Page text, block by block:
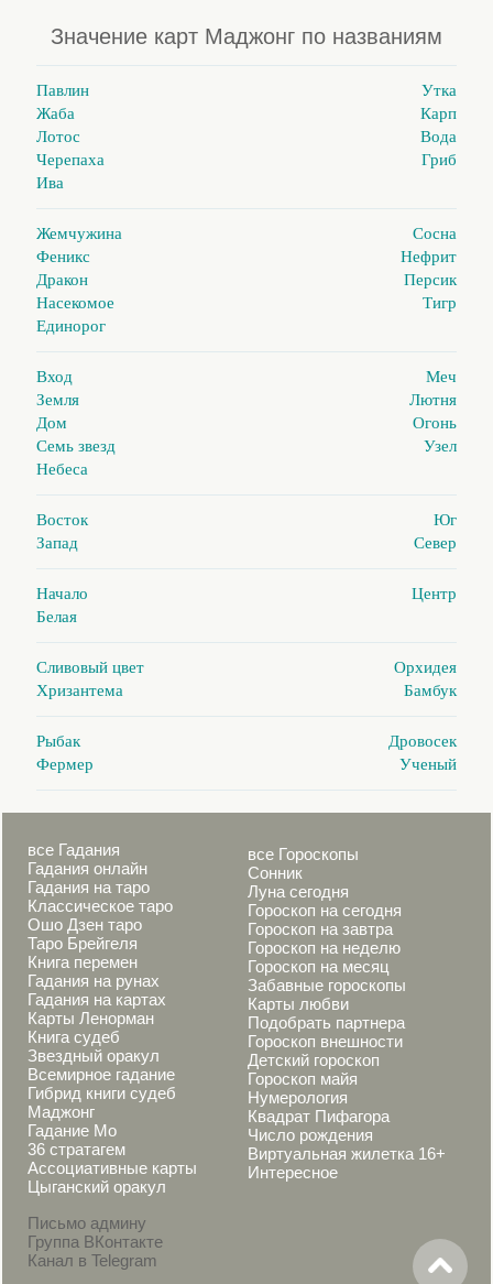
Значение карт Маджонг по названиям
Павлин
Утка
Жаба
Карп
Лотос
Вода
Черепаха
Гриб
Ива
Жемчужина
Сосна
Феникс
Нефрит
Дракон
Персик
Насекомое
Тигр
Единорог
Вход
Меч
Земля
Лютня
Дом
Огонь
Семь звезд
Узел
Небеса
Восток
Юг
Запад
Север
Начало
Центр
Белая
Сливовый цвет
Орхидея
Хризантема
Бамбук
Рыбак
Дровосек
Фермер
Ученый
все Гадания
Гадания онлайн
Гадания на таро
Классическое таро
Ошо Дзен таро
Таро Брейгеля
Книга перемен
Гадания на рунах
Гадания на картах
Карты Ленорман
Книга судеб
Звездный оракул
Всемирное гадание
Гибрид книги судеб
Маджонг
Гадание Мо
36 стратагем
Ассоциативные карты
Цыганский оракул
Письмо админу
Группа ВКонтакте
Канал в Telegram
все Гороскопы
Сонник
Луна сегодня
Гороскоп на сегодня
Гороскоп на завтра
Гороскоп на неделю
Гороскоп на месяц
Забавные гороскопы
Карты любви
Подобрать партнера
Гороскоп внешности
Детский гороскоп
Гороскоп майя
Нумерология
Квадрат Пифагора
Число рождения
Виртуальная жилетка 16+
Интересное